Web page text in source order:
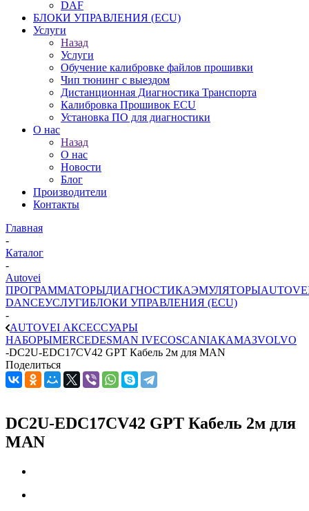
DAF
БЛОКИ УПРАВЛЕНИЯ (ECU)
Услуги
Назад
Услуги
Обучение калибровке файлов прошивки
Чип тюнинг с выездом
Дистанционная Диагностика Транспорта
Калибровка Прошивок ECU
Установка ПО для диагностики
О нас
Назад
О нас
Новости
Блог
Производители
Контакты
Главная
-
Каталог
-
Autovei
ПРОГРАММАТОРЫДИАГНОСТИКАЭМУЛЯТОРЫ
DANCEУСЛУГИБЛОКИ УПРАВЛЕНИЯ (ECU)
-
AUTOVEI АКСЕССУАРЫ
НАБОРЫMERCEDESMAN IVECOSCANIAКАМАЗVOLVO
-DC2U-EDC17CV42 GPT Кабель 2м для MAN
Поделиться
DC2U-EDC17CV42 GPT Кабель 2м для
MAN